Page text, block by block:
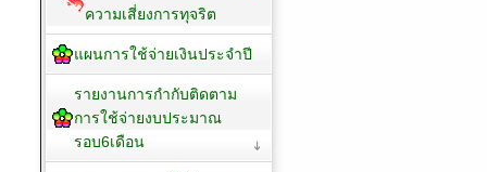
ความเสี่ยงการทุจริต
แผนการใช้จ่ายเงินประจำปี
รายงานการกำกับติดตาม
การใช้จ่ายงบประมาณ
รอบ6เดือน